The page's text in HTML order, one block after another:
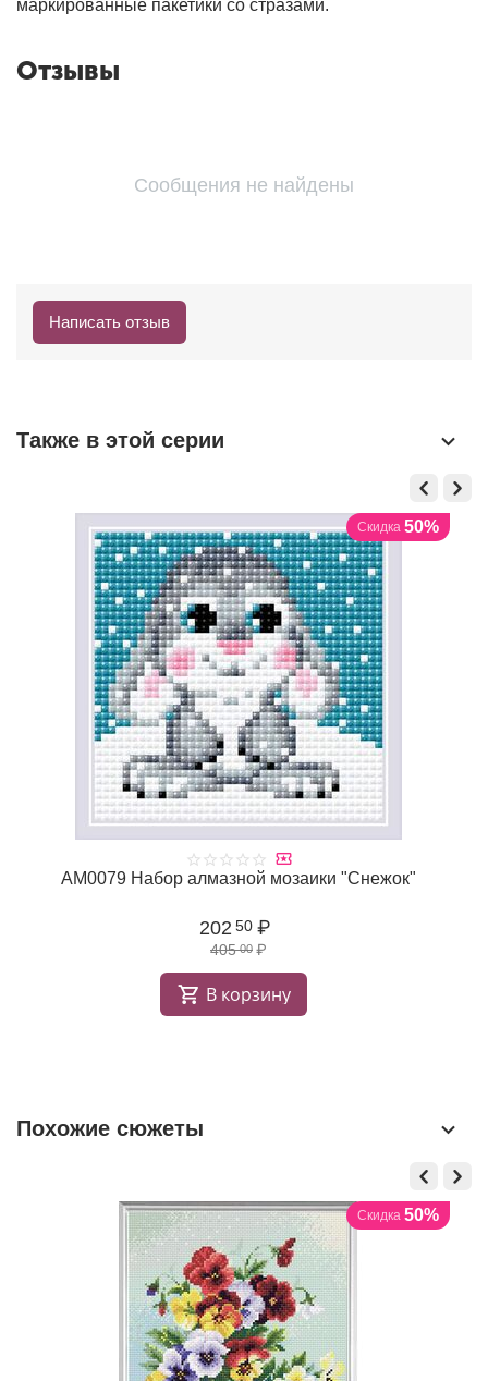
маркированные пакетики со стразами.
Отзывы
Сообщения не найдены
Написать отзыв
Также в этой серии
Скидка 50%
АМ0079 Набор алмазной мозаики "Снежок"
405 00 ₽
202 50 ₽
В корзину
Похожие сюжеты
Скидка 50%